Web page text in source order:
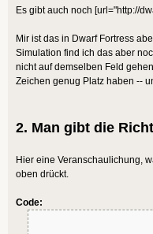
Es gibt auch noch [url="http://
Mir ist das in Dwarf Fortress
Simulation find ich das aber
nicht auf demselben Feld
Zeichen genug Platz haben --
2. Man gibt die
Hier eine Veranschaulichung,
oben drückt.
Code: